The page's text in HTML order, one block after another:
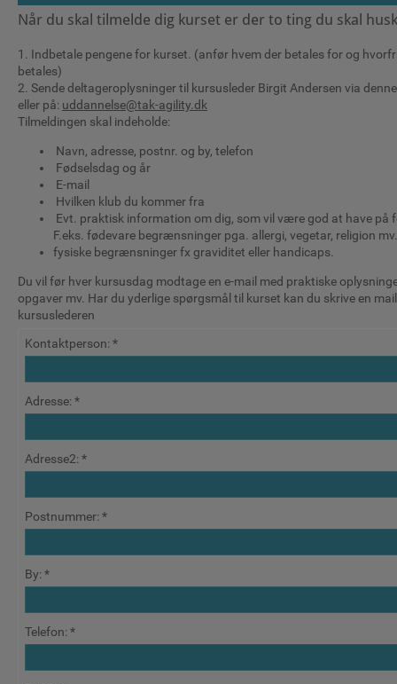
Når du skal tilmelde dig kurset er der to ting du skal
1. Indbetale pengene for kurset. (anfør hvem der betales for og
betales)
2. Sende deltageroplysninger til kursusleder Birgit Andersen via
eller på: uddannelse@tak-agility.dk
Tilmeldingen skal indeholde:
Navn, adresse, postnr. og by, telefon
Fødselsdag og år
E-mail
Hvilken klub du kommer fra
Evt. praktisk information om dig, som vil være god at have på
F.eks. fødevare begrænsninger pga. allergi, vegetar, religion mv.
fysiske begrænsninger fx graviditet eller handicaps.
Du vil før hver kursusdag modtage en e-mail med praktiske
opgaver mv. Har du yderlige spørgsmål til kurset kan du skrive en
kursuslederen
Kontaktperson:
Adresse:
Adresse2:
Postnummer:
By:
Telefon: